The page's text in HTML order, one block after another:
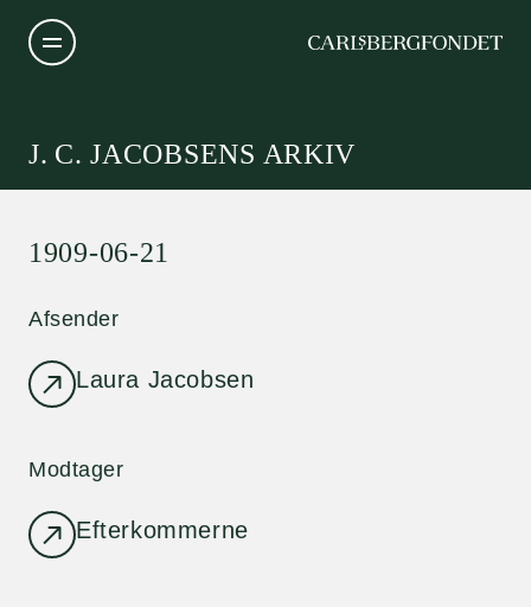
J. C. JACOBSENS ARKIV
1909-06-21
Afsender
Laura Jacobsen
Modtager
Efterkommerne